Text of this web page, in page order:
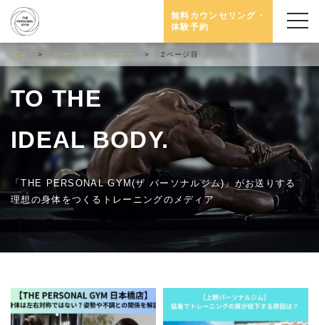
無料カウンセリング・
体験予約
TOP パーソナルトレーナー 2ページ目
TO THE
IDEAL BODY.
「THE PERSONAL GYM(ザ パーソナルジム)」がお送りする
理想の身体をつくるトレーニングのメディア